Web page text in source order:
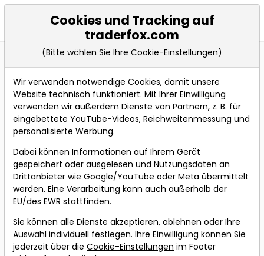
Events
Bevorstehende Webinare Alle Aufzeichnungen
Über neue Webinare per
Telegram oder Email
informieren lassen.
Webinare-Alert
Berichtsaison auf
Hochtouren – So
identifiziert man
neue Pivotal-
News-Points!
Referent:Andreas
Cookies und Tracking auf
traderfox.com
(Bitte wählen Sie Ihre Cookie-Einstellungen)
Wir verwenden notwendige Cookies, damit unsere
Website technisch funktioniert. Mit Ihrer Einwilligung
verwenden wir außerdem Dienste von Partnern, z. B. für
eingebettete YouTube-Videos, Reichweitenmessung und
personalisierte Werbung.
Dabei können Informationen auf Ihrem Gerät
gespeichert oder ausgelesen und Nutzungsdaten an
Drittanbieter wie Google/YouTube oder Meta übermittelt
werden. Eine Verarbeitung kann auch außerhalb der
EU/des EWR stattfinden.
Sie können alle Dienste akzeptieren, ablehnen oder Ihre
Auswahl individuell festlegen. Ihre Einwilligung können Sie
jederzeit über die Cookie-Einstellungen im Footer